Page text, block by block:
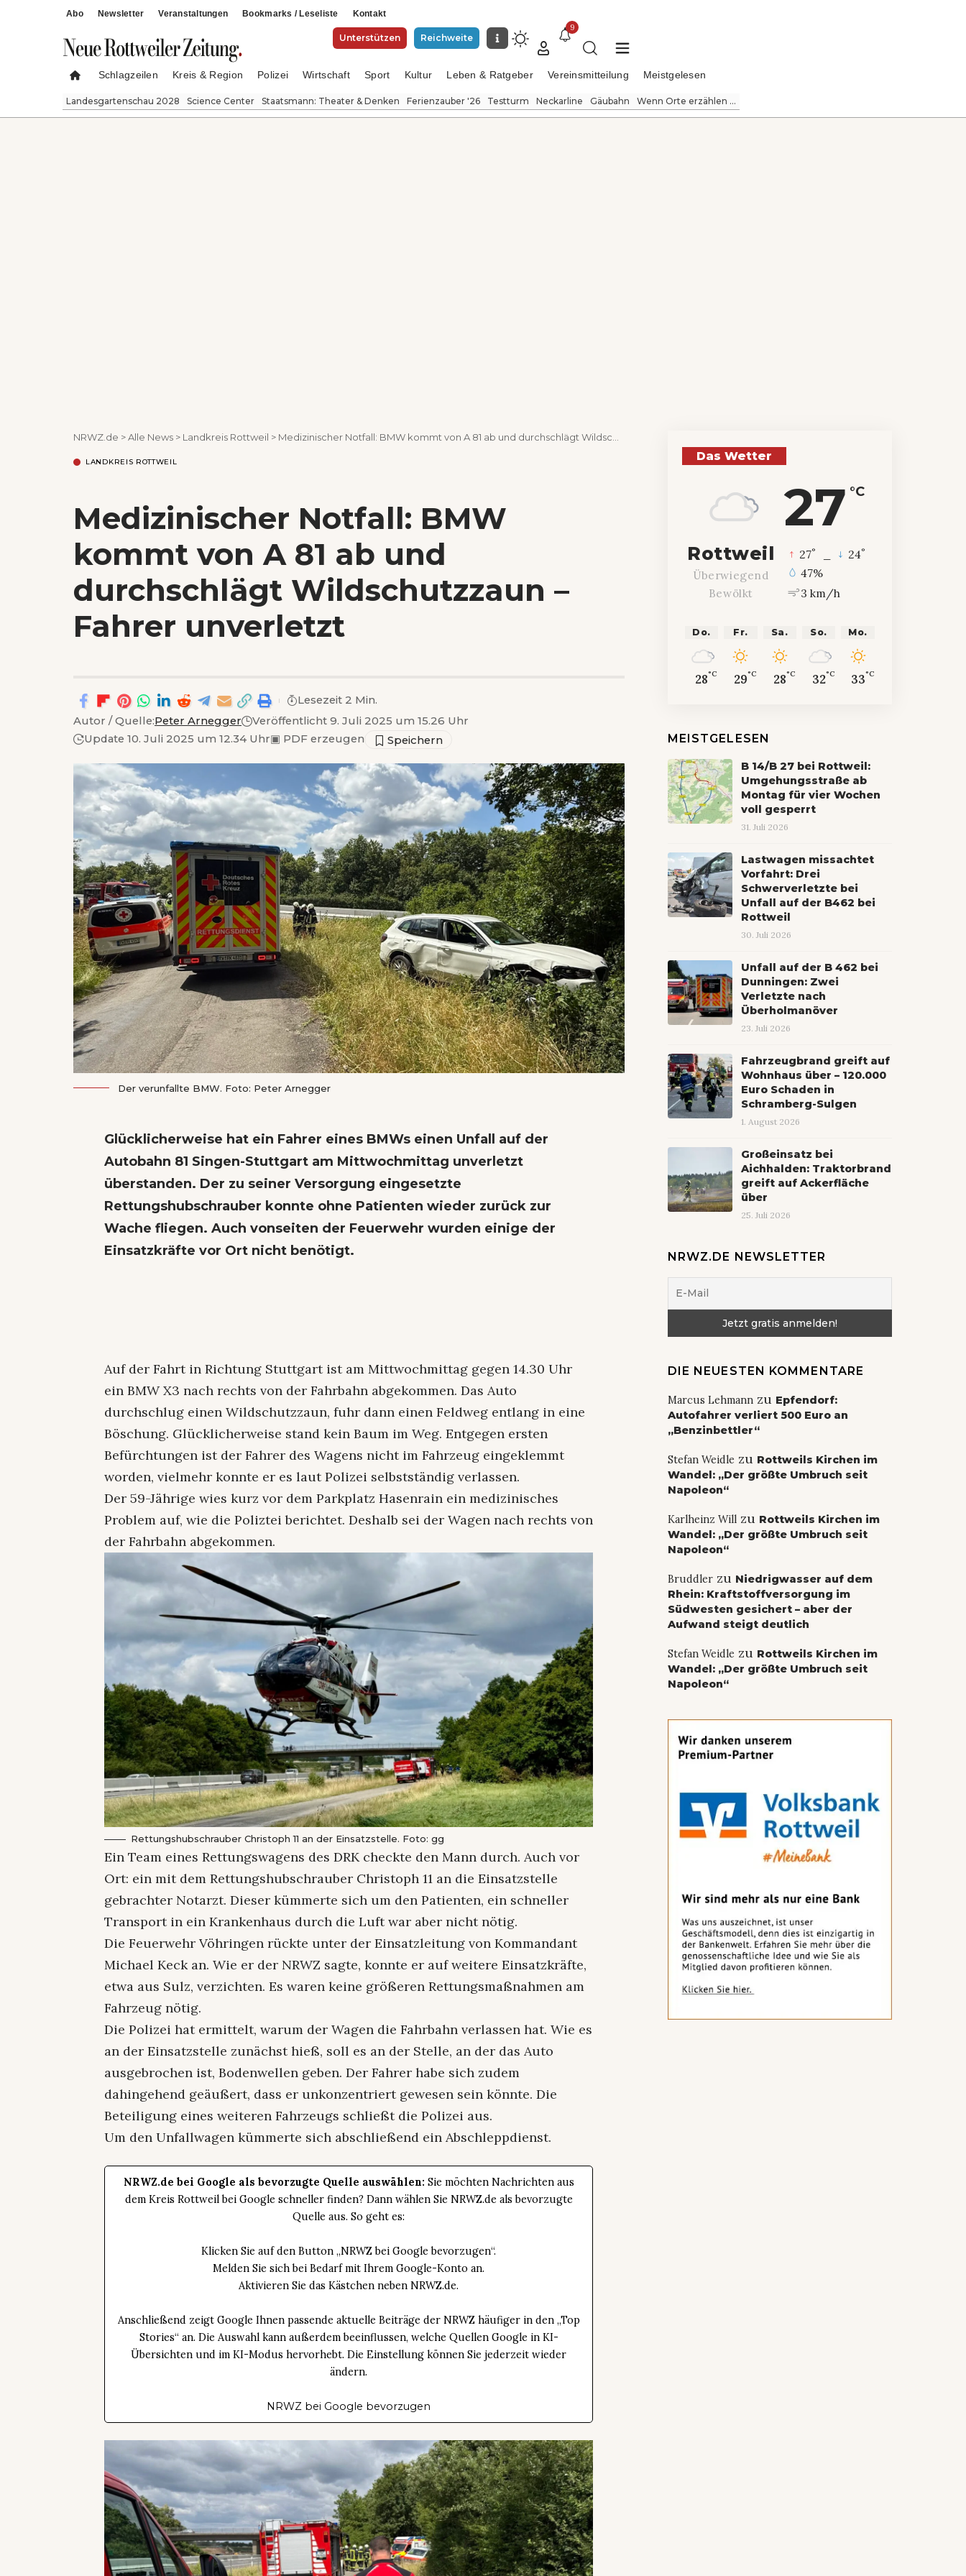
Abo Newsletter Veranstaltungen Bookmarks / Leseliste Kontakt
Unterstützen Reichweite
9
Schlagzeilen Kreis & Region Polizei Wirtschaft Sport Kultur Leben & Ratgeber Vereinsmitteilung Meistgelesen
Landesgartenschau 2028 Science Center Staatsmann: Theater & Denken Ferienzauber '26 Testturm Neckarline Gäubahn Wenn Orte erzählen ...
NRWZ.de >Alle News > Landkreis Rottweil > Medizinischer Notfall: BMW kommt von A 81 ab und durchschlägt Wildschutzzaun – Fahrer unverletzt
LANDKREIS ROTTWEIL
Medizinischer Notfall: BMW
kommt von A 81 ab und
durchschlägt Wildschutzzaun –
Fahrer unverletzt
Autor / Quelle:Peter Arnegger
Veröffentlicht 9. Juli 2025 um 15.26 Uhr
Update 10. Juli 2025 um 12.34 Uhr▣ PDF erzeugen
Lesezeit 2 Min.
Der verunfallte BMW. Foto: Peter Arnegger
Glücklicherweise hat ein Fahrer eines BMWs einen Unfall auf der
Autobahn 81 Singen-Stuttgart am Mittwochmittag unverletzt
überstanden. Der zu seiner Versorgung eingesetzte
Rettungshubschrauber konnte ohne Patienten wieder zurück zur
Wache fliegen. Auch vonseiten der Feuerwehr wurden einige der
Einsatzkräfte vor Ort nicht benötigt.
Auf der Fahrt in Richtung Stuttgart ist am Mittwochmittag gegen 14.30 Uhr
ein BMW X3 nach rechts von der Fahrbahn abgekommen. Das Auto
durchschlug einen Wildschutzzaun, fuhr dann einen Feldweg entlang in eine
Böschung. Glücklicherweise stand kein Baum im Weg. Entgegen ersten
Befürchtungen ist der Fahrer des Wagens nicht im Fahrzeug eingeklemmt
worden, vielmehr konnte er es laut Polizei selbstständig verlassen.
Der 59-Jährige wies kurz vor dem Parkplatz Hasenrain ein medizinisches
Problem auf, wie die Poliztei berichtet. Deshalb sei der Wagen nach rechts von
der Fahrbahn abgekommen.
Rettungshubschrauber Christoph 11 an der Einsatzstelle. Foto: gg
Ein Team eines Rettungswagens des DRK checkte den Mann durch. Auch vor
Ort: ein mit dem Rettungshubschrauber Christoph 11 an die Einsatzstelle
gebrachter Notarzt. Dieser kümmerte sich um den Patienten, ein schneller
Transport in ein Krankenhaus durch die Luft war aber nicht nötig.
Die Feuerwehr Vöhringen rückte unter der Einsatzleitung von Kommandant
Michael Keck an. Wie er der NRWZ sagte, konnte er auf weitere Einsatzkräfte,
etwa aus Sulz, verzichten. Es waren keine größeren Rettungsmaßnahmen am
Fahrzeug nötig.
Die Polizei hat ermittelt, warum der Wagen die Fahrbahn verlassen hat. Wie es
an der Einsatzstelle zunächst hieß, soll es an der Stelle, an der das Auto
ausgebrochen ist, Bodenwellen geben. Der Fahrer habe sich zudem
dahingehend geäußert, dass er unkonzentriert gewesen sein könnte. Die
Beteiligung eines weiteren Fahrzeugs schließt die Polizei aus.
Um den Unfallwagen kümmerte sich abschließend ein Abschleppdienst.
NRWZ.de bei Google als bevorzugte Quelle auswählen: Sie möchten Nachrichten aus
dem Kreis Rottweil bei Google schneller finden? Dann wählen Sie NRWZ.de als bevorzugte
Quelle aus. So geht es:
Klicken Sie auf den Button „NRWZ bei Google bevorzugen“.
Melden Sie sich bei Bedarf mit Ihrem Google-Konto an.
Aktivieren Sie das Kästchen neben NRWZ.de.
Anschließend zeigt Google Ihnen passende aktuelle Beiträge der NRWZ häufiger in den „Top
Stories“ an. Die Auswahl kann außerdem beeinflussen, welche Quellen Google in KI-
Übersichten und im KI-Modus hervorhebt. Die Einstellung können Sie jederzeit wieder
ändern.
NRWZ bei Google bevorzugen
Das Wetter
27 °C
Rottweil
Überwiegend
Bewölkt
27° 24°
47%
3 km/h
Do.
28°C
Fr.
29°C
Sa.
28°C
So.
32°C
Mo.
33°C
MEISTGELESEN
B 14/B 27 bei Rottweil:
Umgehungsstraße ab
Montag für vier Wochen
voll gesperrt
31. Juli 2026
Lastwagen missachtet
Vorfahrt: Drei
Schwerverletzte bei
Unfall auf der B462 bei
Rottweil
30. Juli 2026
Unfall auf der B 462 bei
Dunningen: Zwei
Verletzte nach
Überholmanöver
23. Juli 2026
Fahrzeugbrand greift auf
Wohnhaus über – 120.000
Euro Schaden in
Schramberg-Sulgen
1. August 2026
Großeinsatz bei
Aichhalden: Traktorbrand
greift auf Ackerfläche
über
25. Juli 2026
NRWZ.DE NEWSLETTER
DIE NEUESTEN KOMMENTARE
Marcus Lehmannzu Epfendorf:
Autofahrer verliert 500 Euro an
„Benzinbettler“
Stefan Weidle zu Rottweils Kirchen im
Wandel: „Der größte Umbruch seit
Napoleon“
Karlheinz Willzu Rottweils Kirchen im
Wandel: „Der größte Umbruch seit
Napoleon“
Bruddlerzu Niedrigwasser auf dem
Rhein: Kraftstoffversorgung im
Südwesten gesichert – aber der
Aufwand steigt deutlich
Stefan Weidle zu Rottweils Kirchen im
Wandel: „Der größte Umbruch seit
Napoleon“